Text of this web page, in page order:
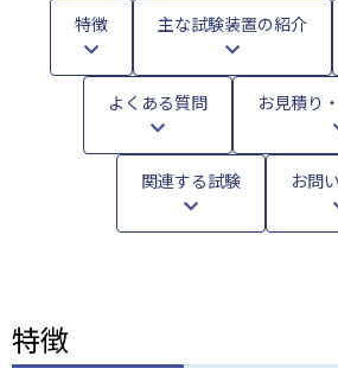
特徴 主な試験装置の紹介
よくある質問 お見積り
関連する試験 お問
特徴